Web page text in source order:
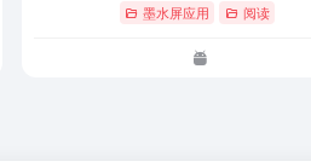
墨水屏应用 阅读